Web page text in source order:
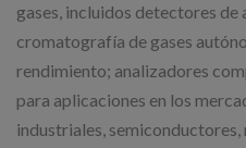
gases, incluidos detectores
cromatografía de gases
rendimiento; analizadores
para aplicaciones en los
industriales,